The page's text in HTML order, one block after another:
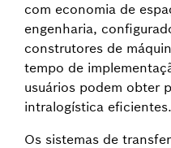
com economia de
engenharia,
construtores de
tempo de
usuários podem obter
intralogística eficientes.
Os sistemas de